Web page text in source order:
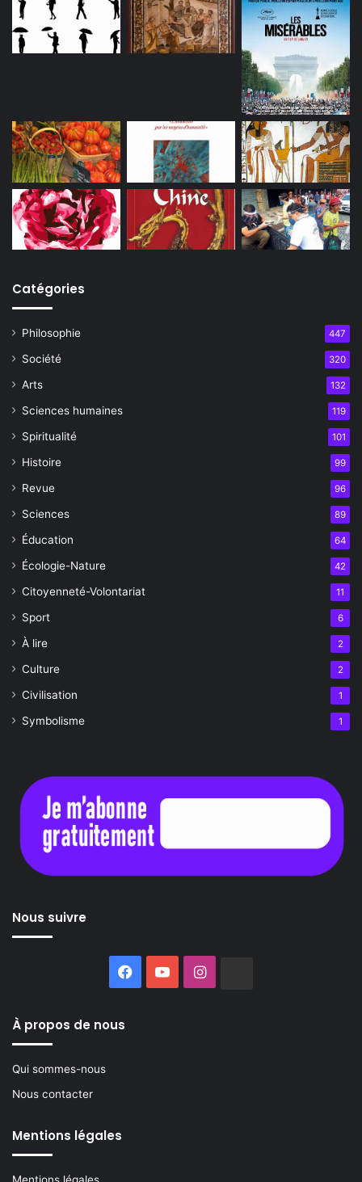
Catégories
Philosophie 447
Société 320
Arts 132
Sciences humaines 119
Spiritualité 101
Histoire 99
Revue 96
Sciences 89
Éducation 64
Écologie-Nature 42
Citoyenneté-Volontariat 11
Sport 6
À lire 2
Culture 2
Civilisation 1
Symbolisme 1
Nous suivre
Facebook
YouTubeInstagram
À propos de nous
Qui sommes-nous
Nous contacter
Mentions légales